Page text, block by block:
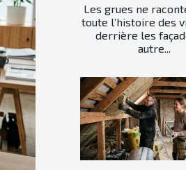
Les grues ne
toute l’histoire des
derrière les
autre...